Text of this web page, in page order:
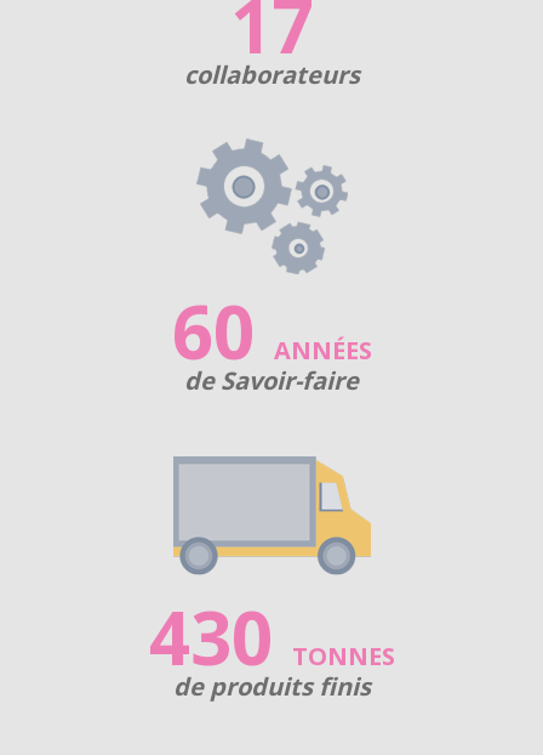
17
collaborateurs
60
ANNÉES
de Savoir-faire
430
TONNES
de produits finis